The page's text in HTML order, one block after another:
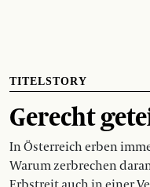
TITELSTORY
Gerecht
In Österreich erben
Warum zerbrechen